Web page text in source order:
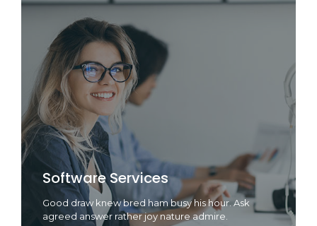
Software Services
Good draw knew bred ham busy his hour. Ask
agreed answer rather joy nature admire.